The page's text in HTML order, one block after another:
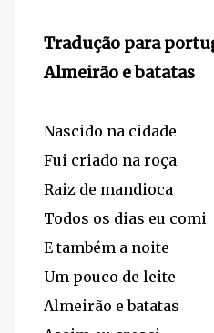
Tradução para
Almeirão e batatas
Nascido na cidade
Fui criado na roça
Raiz de mandioca
Todos os dias eu comi
E também a noite
Um pouco de leite
Almeirão e batatas